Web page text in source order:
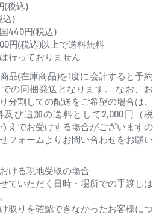
(税込)
込)
440円(税込)
円(税込)以上で送料無料
行っておりません
品(在庫商品)を1度に会計すると予約
の同梱発送となります。 なお、お
分割しての配送をご希望の場合は、
及び追加の送料として2,000円（税
えでお受けする場合がございますの
フォームよりお問い合わせをお願い
ける現地受取の場合
ていただく日時・場所での手渡しは
取りを確認できなかったお客様につ